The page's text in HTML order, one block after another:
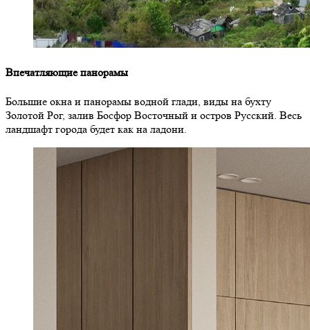
Впечатляющие панорамы
Большие окна и панорамы водной глади, виды на бухту
Золотой Рог, залив Босфор Восточный и остров Русский. Весь
ландшафт города будет как на ладони.